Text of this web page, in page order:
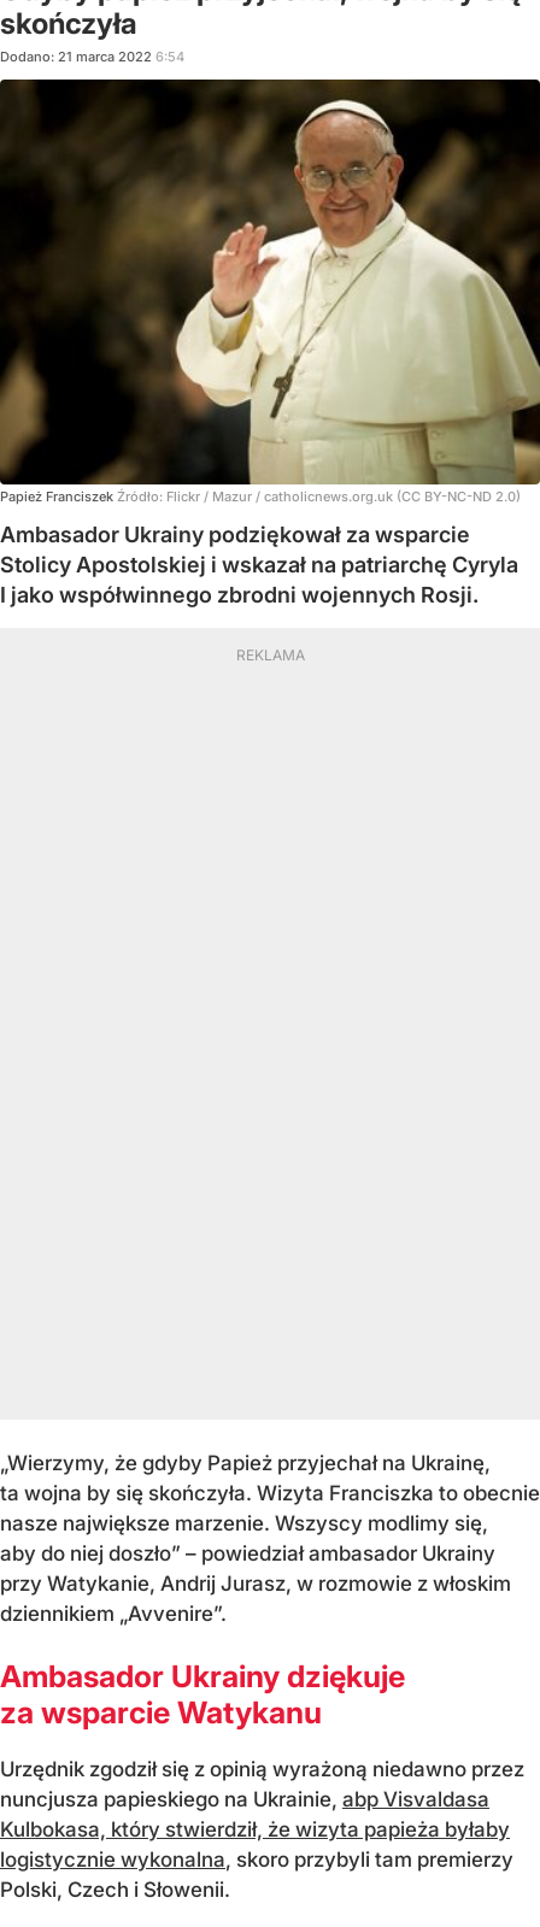
skończyła
Dodano: 21 marca 2022 6:54
Papież Franciszek Źródło: Flickr / Mazur / catholicnews.org.uk (CC BY-NC-ND 2.0)
Ambasador Ukrainy podziękował za wsparcie
Stolicy Apostolskiej i wskazał na patriarchę Cyryla
I jako współwinnego zbrodni wojennych Rosji.
„Wierzymy, że gdyby Papież przyjechał na Ukrainę,
ta wojna by się skończyła. Wizyta Franciszka to obecnie
nasze największe marzenie. Wszyscy modlimy się,
aby do niej doszło” – powiedział ambasador Ukrainy
przy Watykanie, Andrij Jurasz, w rozmowie z włoskim
dziennikiem „Avvenire”.
Ambasador Ukrainy dziękuje
za wsparcie Watykanu
Urzędnik zgodził się z opinią wyrażoną niedawno przez
nuncjusza papieskiego na Ukrainie, abp Visvaldasa
Kulbokasa, który stwierdził, że wizyta papieża byłaby
logistycznie wykonalna, skoro przybyli tam premierzy
Polski, Czech i Słowenii.